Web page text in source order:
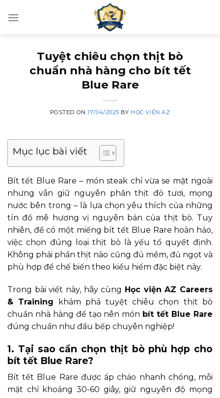
Tuyệt chiêu chọn thịt bò
chuẩn nhà hàng cho bít tết
Blue Rare
POSTED ON17/04/2025 BY HỌC VIỆN AZ
Mục lục bài viết
Bít tết Blue Rare – món steak chỉ vừa se mặt ngoài
nhưng vẫn giữ nguyên phần thịt đỏ tươi, mọng
nước bên trong – là lựa chọn yêu thích của những
tín đồ mê hương vị nguyên bản của thịt bò. Tuy
nhiên, để có một miếng bít tết Blue Rare hoàn hảo,
việc chọn đúng loại thịt bò là yếu tố quyết định.
Không phải phần thịt nào cũng đủ mềm, đủ ngọt và
phù hợp để chế biến theo kiểu hiếm đặc biệt này.
Trong bài viết này, hãy cùng Học viện AZ Careers
& Training khám phá tuyệt chiêu chọn thịt bò
chuẩn nhà hàng để tạo nên món bít tết Blue Rare
đúng chuẩn như đầu bếp chuyên nghiệp!
1. Tại sao cần chọn thịt bò phù hợp cho
bít tết Blue Rare?
Bít tết Blue Rare được áp chảo nhanh chóng, mỗi
mặt chỉ khoảng 30-60 giây, giữ nguyên độ mọng